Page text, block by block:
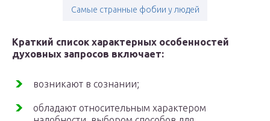
Самые странные фобии у людей
Краткий список характерных особенностей
духовных запросов включает:
возникают в сознании;
обладают относительным характером